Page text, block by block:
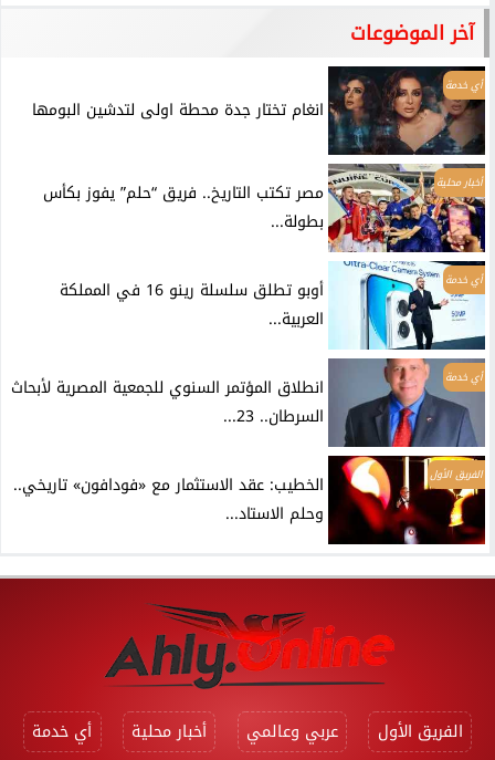
آخر الموضوعات
أي خدمة
انغام تختار جدة محطة اولى لتدشين البومها
أخبار محلية
مصر تكتب التاريخ.. فريق “حلم” يفوز بكأس
بطولة...
أي خدمة
أوبو تطلق سلسلة رينو 16 في المملكة
العربية...
أي خدمة
انطلاق المؤتمر السنوي للجمعية المصرية لأبحاث
السرطان.. 23...
الفريق الأول
الخطيب: عقد الاستثمار مع «فودافون» تاريخي..
وحلم الاستاد...
الفريق الأول عربي وعالمي أخبار محلية أي خدمة